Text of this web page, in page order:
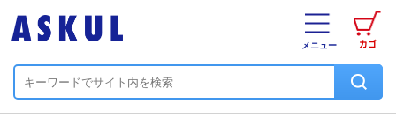
カゴ
メニュー